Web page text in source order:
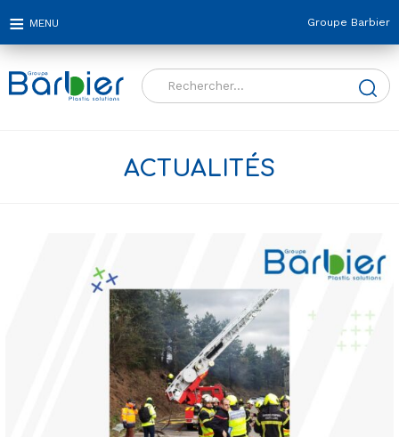
Groupe Barbier
Rechercher :
ACTUALITÉS